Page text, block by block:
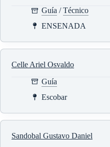
Guía /Técnico
ENSENADA
Celle Ariel Osvaldo
Guía
Escobar
Sandobal Gustavo Daniel